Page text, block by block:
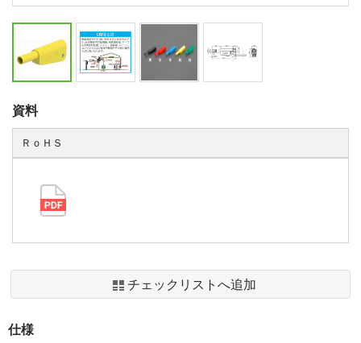
チェックリストへ追加
仕様
資料
ＲｏＨＳ